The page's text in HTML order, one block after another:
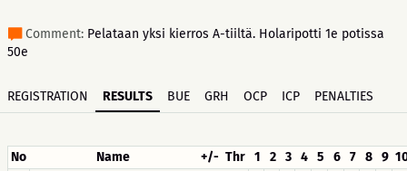
Comment: Pelataan yksi kierros A-tiiltä. Holaripotti 1e potissa
50e
REGISTRATION RESULTS BUE GRH OCP ICP PENALTIES
No Name +/- Thr 1 2 3 4 5 6 7 8 9